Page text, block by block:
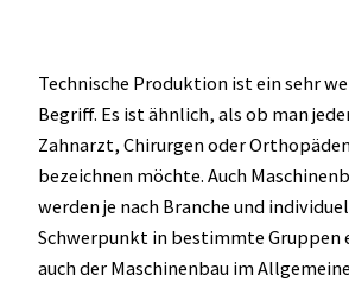
Technische Produktion ist ein sehr
Begriff. Es ist ähnlich, als ob man
Zahnarzt, Chirurgen oder
bezeichnen möchte. Auch
werden je nach Branche und
Schwerpunkt in bestimmte Gruppen
auch der Maschinenbau im